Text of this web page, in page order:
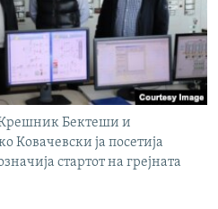
Бектеши и
Ковачевски ја посетија
стартот на грејната